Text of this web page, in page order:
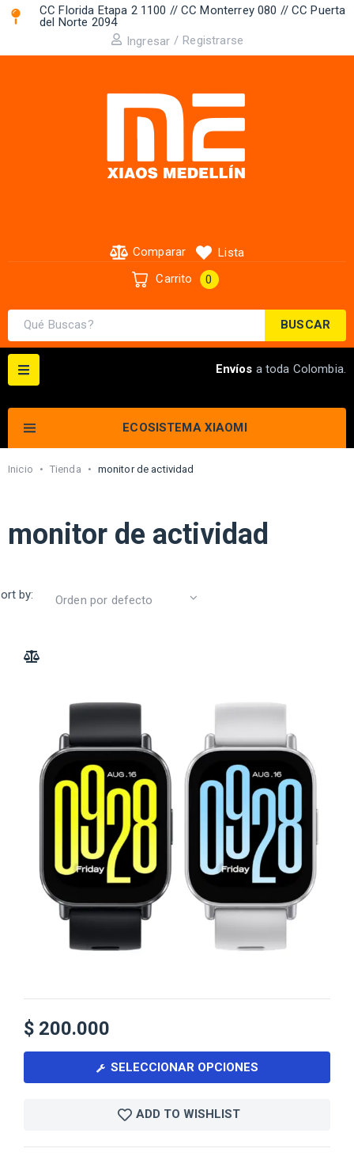
CC Florida Etapa 2 1100 // CC Monterrey 080 // CC Puerta
del Norte 2094 ​
Ingresar / Registrarse
BUSCAR
Comparar
Lista
Carrito
0
ECOSISTEMA XIAOMI
Envíos a toda Colombia.
Inicio • Tienda • monitor de actividad
monitor de actividad
by:
$ 200.000
SELECCIONAR OPCIONES
ADD TO WISHLIST